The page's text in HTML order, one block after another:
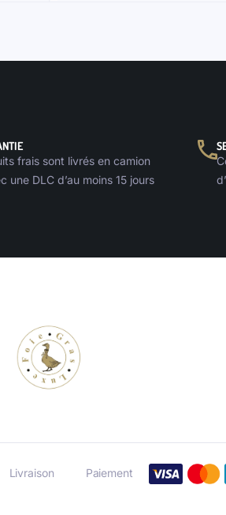
frais sont livrés en camion
une DLC d’au moins 15 jours
Livraison Paiement